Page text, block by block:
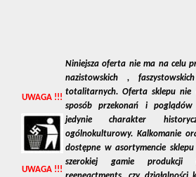
UWAGA !!!
UWAGA !!!
Niniejsza oferta nie ma na celu
nazistowskich ,
totalitarnych. Oferta sklepu nie
sposób przekonań i
jedynie charakter
ogólnokulturowy. Kalkomanie
dostępne w asortymencie
szerokiej gamie produkcji